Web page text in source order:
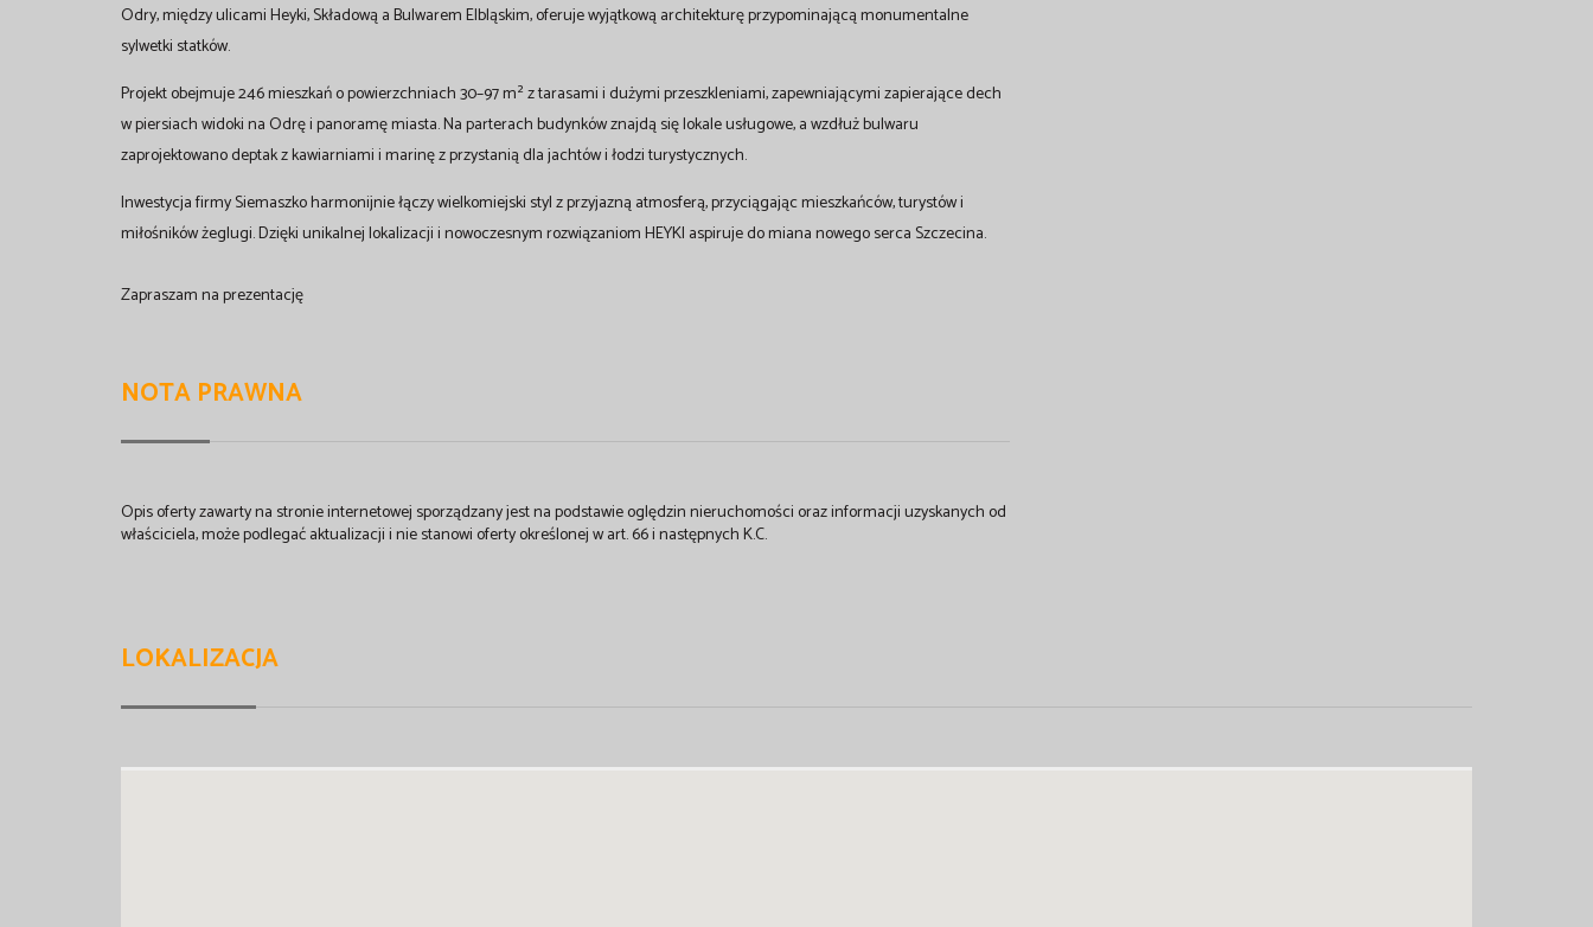
Odry, między ulicami Heyki, Składową a Bulwarem Elbląskim, oferuje wyjątkową architekturę przypominającą monumentalne
sylwetki statków.
Projekt obejmuje 246 mieszkań o powierzchniach 30–97 m² z tarasami i dużymi przeszkleniami, zapewniającymi zapierające dech
w piersiach widoki na Odrę i panoramę miasta. Na parterach budynków znajdą się lokale usługowe, a wzdłuż bulwaru
zaprojektowano deptak z kawiarniami i marinę z przystanią dla jachtów i łodzi turystycznych.
Inwestycja firmy Siemaszko harmonijnie łączy wielkomiejski styl z przyjazną atmosferą, przyciągając mieszkańców, turystów i
miłośników żeglugi. Dzięki unikalnej lokalizacji i nowoczesnym rozwiązaniom HEYKI aspiruje do miana nowego serca Szczecina.
Zapraszam na prezentację
NOTA PRAWNA
Opis oferty zawarty na stronie internetowej sporządzany jest na podstawie oględzin nieruchomości oraz informacji uzyskanych od
właściciela, może podlegać aktualizacji i nie stanowi oferty określonej w art. 66 i następnych K.C.
LOKALIZACJA